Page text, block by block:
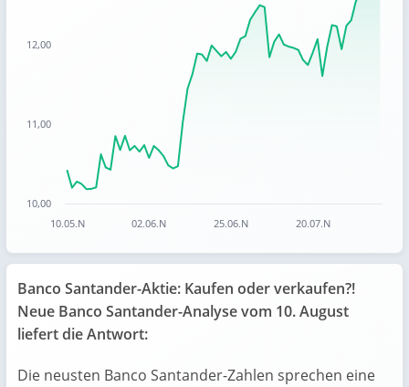
The chart has 1 X axis displaying categories.
The chart has 1 Y axis displaying values. Data ranges from
10.05.N 02.06.N 25.06.N 20.07.N
10,00
11,00
12,00
Banco Santander-Aktie: Kaufen oder verkaufen?!
Neue Banco Santander-Analyse vom 10. August
liefert die Antwort:
Die neusten Banco Santander-Zahlen sprechen eine